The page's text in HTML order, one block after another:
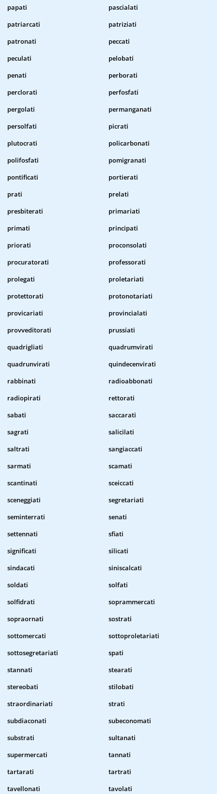
papati
pascialati
patriarcati
patriziati
patronati
peccati
peculati
pelobati
penati
perborati
perclorati
perfosfati
pergolati
permanganati
persolfati
picrati
plutocrati
policarbonati
polifosfati
pomigranati
pontificati
portierati
prati
prelati
presbiterati
primariati
primati
principati
priorati
proconsolati
procuratorati
professorati
prolegati
proletariati
protettorati
protonotariati
provicariati
provincialati
provveditorati
prussiati
quadrigliati
quadrumvirati
quadrunvirati
quindecenvirati
rabbinati
radioabbonati
radiopirati
rettorati
sabati
saccarati
sagrati
salicilati
saltrati
sangiaccati
sarmati
scamati
scantinati
sceiccati
sceneggiati
segretariati
seminterrati
senati
settennati
sfiati
significati
silicati
sindacati
siniscalcati
soldati
solfati
solfidrati
soprammercati
sopraornati
sostrati
sottomercati
sottoproletariati
sottosegretariati
spati
stannati
stearati
stereobati
stilobati
straordinariati
strati
subdiaconati
subeconomati
substrati
sultanati
supermercati
tannati
tartarati
tartrati
tavellonati
tavolati